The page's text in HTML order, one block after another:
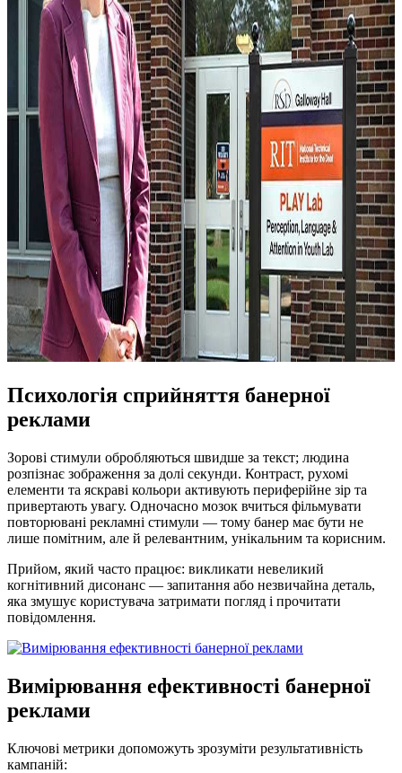
Психологія сприйняття банерної
реклами
Зорові стимули обробляються швидше за текст; людина
розпізнає зображення за долі секунди. Контраст, рухомі
елементи та яскраві кольори активують периферійне зір та
привертають увагу. Одночасно мозок вчиться фільмувати
повторювані рекламні стимули — тому банер має бути не
лише помітним, але й релевантним, унікальним та корисним.
Прийом, який часто працює: викликати невеликий
когнітивний дисонанс — запитання або незвичайна деталь,
яка змушує користувача затримати погляд і прочитати
повідомлення.
Вимірювання ефективності банерної
реклами
Ключові метрики допоможуть зрозуміти результативність
кампаній: